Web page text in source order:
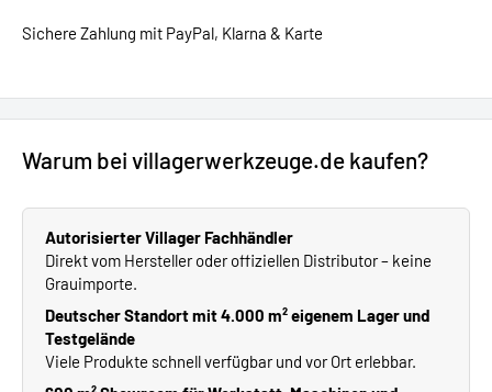
Sichere Zahlung mit PayPal, Klarna & Karte
Warum bei villagerwerkzeuge.de kaufen?
Autorisierter Villager Fachhändler
Direkt vom Hersteller oder offiziellen Distributor – keine
Grauimporte.
Deutscher Standort mit 4.000 m² eigenem Lager und
Testgelände
Viele Produkte schnell verfügbar und vor Ort erlebbar.